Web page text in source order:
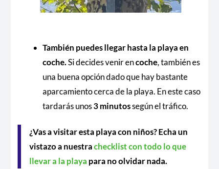
También puedes llegar hasta la playa en
coche.Si decides venir encoche, también es
una buena opción dado que hay bastante
aparcamiento cerca de la playa. En este caso
tardarás unos3 minutossegún el tráfico.
¿Vas a visitar esta playa con niños? Echa un
vistazo a nuestrachecklist con todo lo que
llevar a la playa para no olvidar nada.